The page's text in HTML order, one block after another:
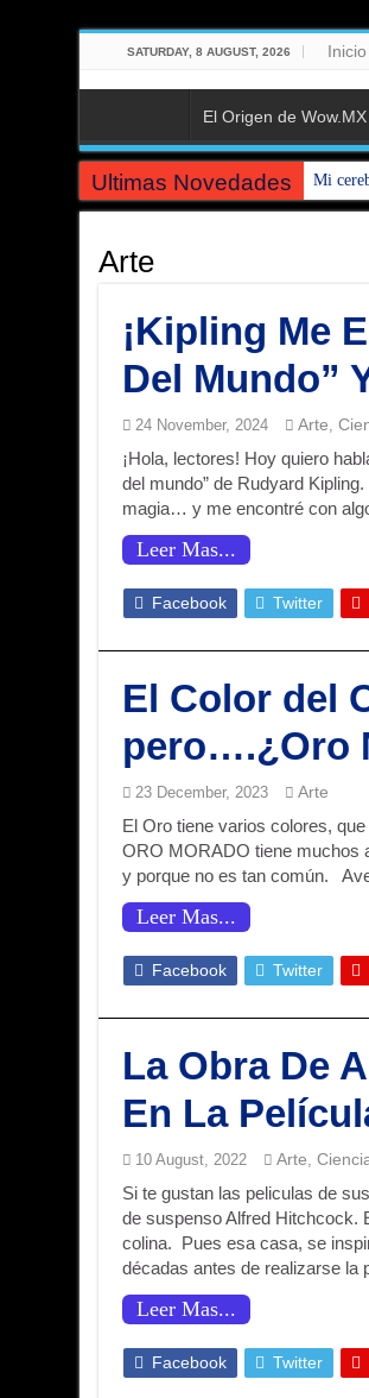
SATURDAY, 8 AUGUST, 2026 Inicio
El Origen de Wow.MX
Ultimas Novedades Mi
Arte
¡Kipling Me
Del Mundo”
24 November, 2024 Arte,
¡Hola, lectores! Hoy quiero
del mundo” de Rudyard
magia… y me encontré con
Leer Mas...
Facebook Twitter
El Color del
pero….¿Oro
23 December, 2023 Arte
El Oro tiene varios colores,
ORO MORADO tiene muchos
y porque no es tan común.
Leer Mas...
Facebook Twitter
La Obra De
En La
10 August, 2022 Arte,
Si te gustan las peliculas de
de suspenso Alfred Hitchcock.
colina. Pues esa casa, se
décadas antes de realizarse la
Leer Mas...
Facebook Twitter